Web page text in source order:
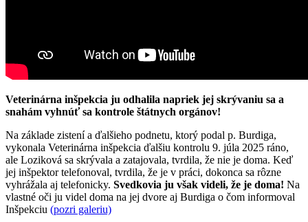
Veterinárna inšpekcia ju odhalila napriek jej skrývaniu sa a
snahám vyhnúť sa kontrole štátnych orgánov!
Na základe zistení a ďalšieho podnetu, ktorý podal p. Burdiga,
vykonala Veterinárna inšpekcia ďalšiu kontrolu 9. júla 2025 ráno,
ale Loziková sa skrývala a zatajovala, tvrdila, že nie je doma. Keď
jej inšpektor telefonoval, tvrdila, že je v práci, dokonca sa rôzne
vyhrážala aj telefonicky. Svedkovia ju však videli, že je doma! Na
vlastné oči ju videl doma na jej dvore aj Burdiga o čom informoval
Inšpekciu (pozri galeriu)